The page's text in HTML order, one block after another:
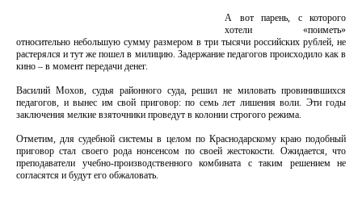
А вот парень, с которого
хотели «поиметь»
относительно небольшую сумму размером в три тысячи российских рублей, не
растерялся и тут же пошел в милицию. Задержание педагогов происходило как в
кино – в момент передачи денег.
Василий Мохов, судья районного суда, решил не миловать провинившихся
педагогов, и вынес им свой приговор: по семь лет лишения воли. Эти годы
заключения мелкие взяточники проведут в колонии строгого режима.
Отметим, для судебной системы в целом по Краснодарскому краю подобный
приговор стал своего рода нонсенсом по своей жестокости. Ожидается, что
преподаватели учебно-производственного комбината с таким решением не
согласятся и будут его обжаловать.